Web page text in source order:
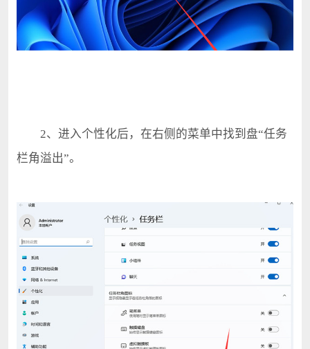
2、进入个性化后，在右侧的菜单中找到盘“任务
栏角溢出”。